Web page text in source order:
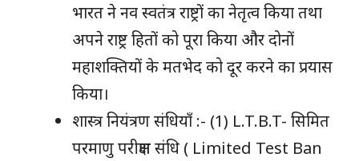
भारत ने नव स्वतंत्र राष्ट्रों का नेतृत्व किया तथा
अपने राष्ट्र हितों को पूरा किया और दोनों
महाशक्तियों के मतभेद को दूर करने का प्रयास
किया।
शास्त्र नियंत्रण संधियाँ :- (1) L.T.B.T- सिमित
परमाणु परीक्षण संधि ( Limited Test Ban